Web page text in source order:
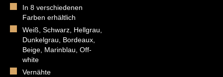
In 8 verschiedenen
Farben erhältlich
Weiß, Schwarz, Hellgrau,
Dunkelgrau, Bordeaux,
Beige, Marinblau, Off-
white
Vernähte